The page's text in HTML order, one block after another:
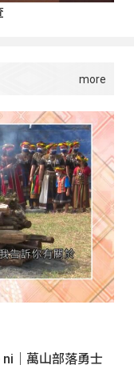
ni｜萬山部落勇士